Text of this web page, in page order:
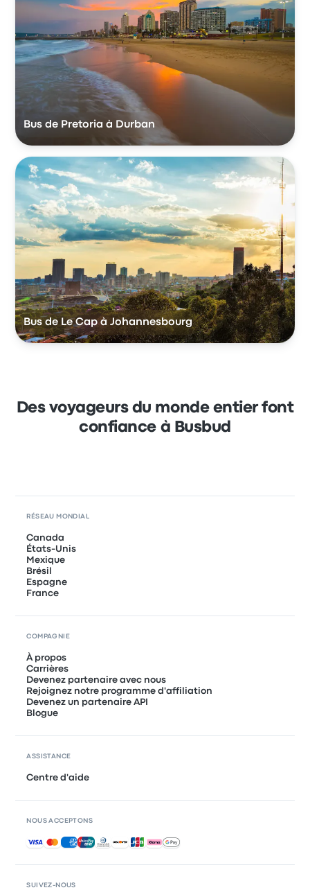
Bus de Pretoria à Durban
Bus de Le Cap à Johannesbourg
Des voyageurs du monde entier font
confiance à Busbud
SUIVEZ-NOUS
RÉSEAU MONDIAL
Canada
États-Unis
Mexique
Brésil
Espagne
France
COMPAGNIE
À propos
Carrières
Devenez partenaire avec nous
Rejoignez notre programme d'affiliation
Devenez un partenaire API
Blogue
ASSISTANCE
Centre d'aide
NOUS ACCEPTONS
Paiements acceptés